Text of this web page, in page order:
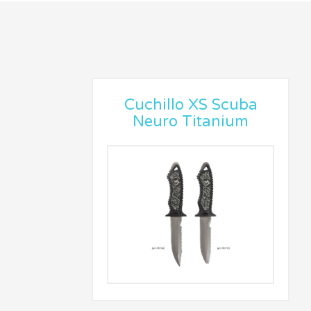
Cuchillo XS Scuba
Neuro Titanium